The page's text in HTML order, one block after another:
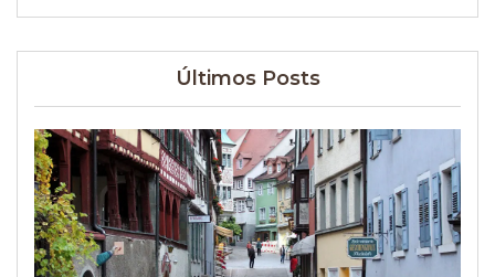
Últimos Posts